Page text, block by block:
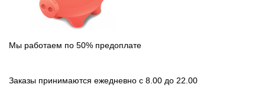
Мы работаем по 50% предоплате
Заказы принимаются ежедневно c 8.00 до 22.00